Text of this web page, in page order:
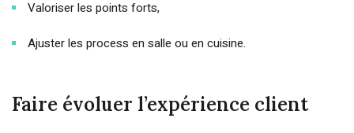
Valoriser les points forts,
Ajuster les process en salle ou en cuisine.
Faire évoluer l’expérience client